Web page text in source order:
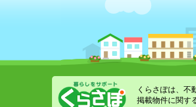
くらさぽは、不
掲載物件に関す